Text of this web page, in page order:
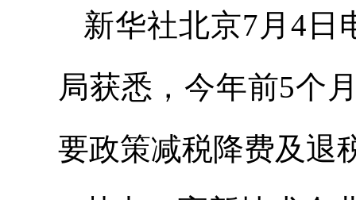
新华社北京7月4日
局获悉，今年前5个
要政策减税降费及退